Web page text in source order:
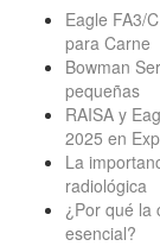
Eagle FA3/
para Carne
Bowman
pequeñas
RAISA y
2025 en
La
radiológica
¿Por qué la
esencial?